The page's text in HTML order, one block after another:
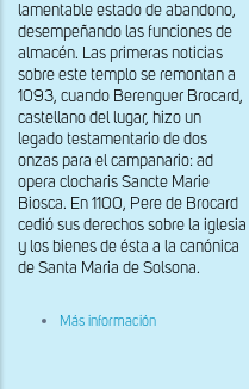
lamentable estado de abandono,
desempeñando las funciones de
almacén. Las primeras noticias
sobre este templo se remontan a
1093, cuando Berenguer Brocard,
castellano del lugar, hizo un
legado testamentario de dos
onzas para el campanario: ad
opera clocharis Sancte Marie
Biosca. En 1100, Pere de Brocard
cedió sus derechos sobre la iglesia
y los bienes de ésta a la canónica
de Santa Maria de Solsona.
Más información